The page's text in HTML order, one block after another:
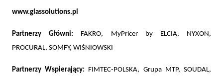
www.glassolutions.pl
Partnerzy Główni: FAKRO, MyPricer by ELCIA, NYXON,
PROCURAL, SOMFY, WIŚNIOWSKI
Partnerzy Wspierający: FIMTEC-POLSKA, Grupa MTP, SOUDAL,